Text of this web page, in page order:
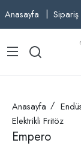
Anasayfa
Anasayfa
Elektrikli Fritöz
Empero